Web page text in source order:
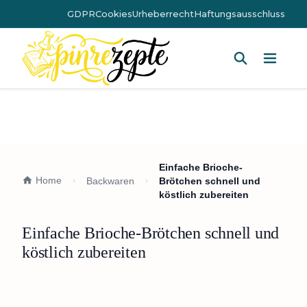
GDPRCookiesUrheberrechtHaftungsausschluss
Home Backwaren
Einfache Brioche-
Brötchen schnell und
köstlich zubereiten
Einfache Brioche-Brötchen schnell und
köstlich zubereiten